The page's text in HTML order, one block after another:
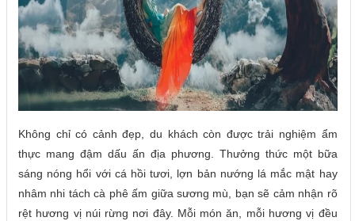
Không chỉ có cảnh đẹp, du khách còn được trải nghiệm ẩm
thực mang đậm dấu ấn địa phương. Thưởng thức một bữa
sáng nóng hổi với cá hồi tươi, lợn bản nướng lá mắc mật hay
nhâm nhi tách cà phê ấm giữa sương mù, bạn sẽ cảm nhận rõ
rệt hương vị núi rừng nơi đây. Mỗi món ăn, mỗi hương vị đều